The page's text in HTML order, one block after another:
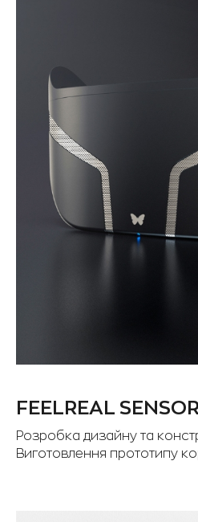
FEELREAL
Розробка дизайну та
Виготовлення прототипу